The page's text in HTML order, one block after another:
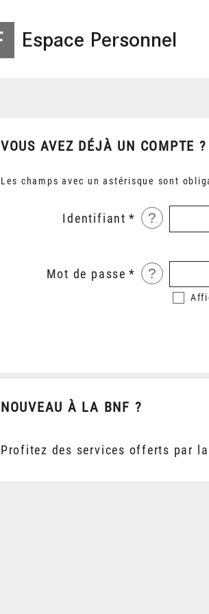
Espace Personnel
VOUS AVEZ DÉJÀ UN COMPTE ?
Les champs avec un astérisque sont
Identifiant ?
Mot de passe ?
NOUVEAU À LA BNF ?
Profitez des services offerts par